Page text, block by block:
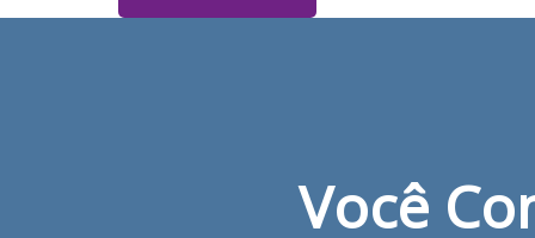
Você